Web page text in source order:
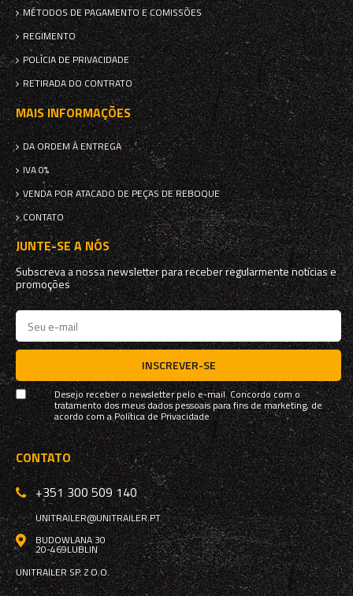
MÉTODOS DE PAGAMENTO E COMISSÕES
REGIMENTO
POLÍCIA DE PRIVACIDADE
RETIRADA DO CONTRATO
MAIS INFORMAÇÕES
DA ORDEM À ENTREGA
IVA 0%
VENDA POR ATACADO DE PEÇAS DE REBOQUE
CONTATO
JUNTE-SE A NÓS
Subscreva a nossa newsletter para receber regularmente notícias e
promoções
INSCREVER-SE
Desejo receber o newsletter pelo e-mail. Concordo com o
tratamento dos meus dados pessoais para fins de marketing, de
acordo com aPolítica de Privacidade
CONTATO
+351 300 509 140
UNITRAILER@UNITRAILER.PT
BUDOWLANA 30
20-469LUBLIN
UNITRAILER SP. Z O.O.